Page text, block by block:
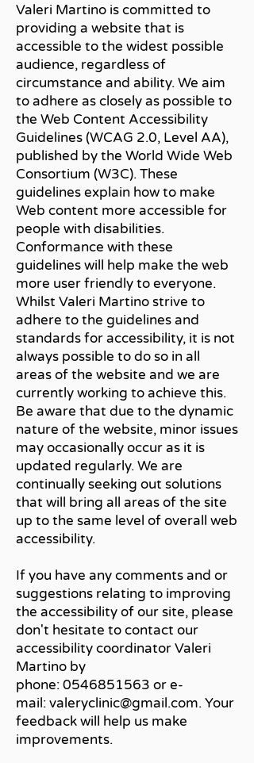
Valeri Martino is committed to
providing a website that is
accessible to the widest possible
audience, regardless of
circumstance and ability. We aim
to adhere as closely as possible to
the Web Content Accessibility
Guidelines (WCAG 2.0, Level AA),
published by the World Wide Web
Consortium (W3C). These
guidelines explain how to make
Web content more accessible for
people with disabilities.
Conformance with these
guidelines will help make the web
more user friendly to everyone.
Whilst Valeri Martino strive to
adhere to the guidelines and
standards for accessibility, it is not
always possible to do so in all
areas of the website and we are
currently working to achieve this.
Be aware that due to the dynamic
nature of the website, minor issues
may occasionally occur as it is
updated regularly. We are
continually seeking out solutions
that will bring all areas of the site
up to the same level of overall web
accessibility.
If you have any comments and or
suggestions relating to improving
the accessibility of our site, please
don't hesitate to contact our
accessibility coordinator Valeri
Martino by
phone:0546851563 or e-
mail:valeryclinic@gmail.com. Your
feedback will help us make
improvements.